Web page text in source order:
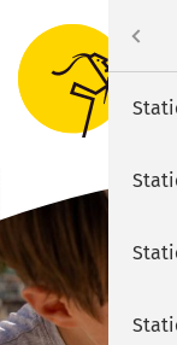
Rathaus
Erleben
Wirtschaft
Interessantes vor
Innenstadt und
Tourismus
Städtische